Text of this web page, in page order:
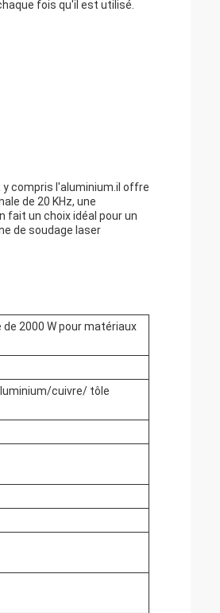
fois qu'il est utilisé.
compris l'aluminium.il offre
de 20 KHz, une
fait un choix idéal pour un
de soudage laser
2000 W pour matériaux
cuivre/ tôle